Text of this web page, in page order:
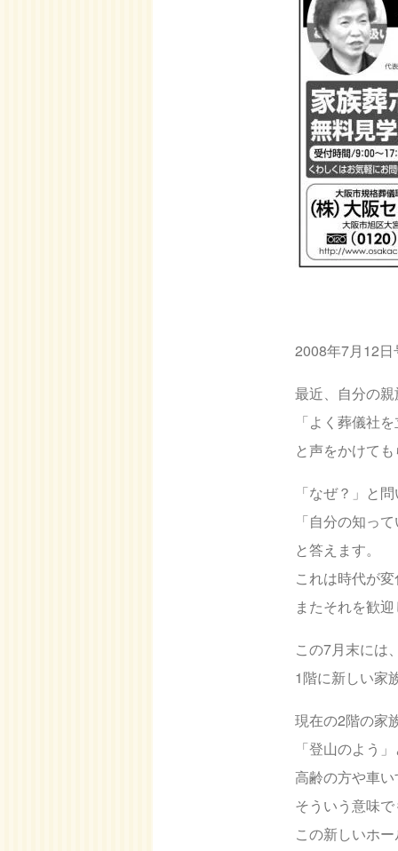
2008年7月12日
最近、自分の
「よく葬儀社
と声をかけて
「なぜ？」と
「自分の知っ
と答えます。
これは時代が
またそれを歓
この7月末には
1階に新しい家
現在の2階の家
「登山のよう
高齢の方や車
そういう意味
この新しいホ